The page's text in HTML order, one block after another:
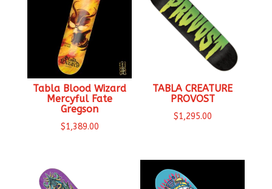
Tabla Blood Wizard
Mercyful Fate
Gregson
$1,389.00
TABLA CREATURE
PROVOST
$1,295.00